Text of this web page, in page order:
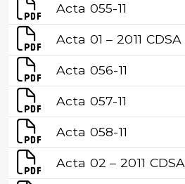
Acta 055-11
Acta 01 – 2011 CDSA
Acta 056-11
Acta 057-11
Acta 058-11
Acta 02 – 2011 CDSA